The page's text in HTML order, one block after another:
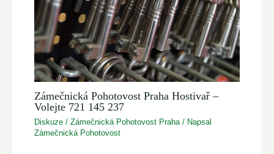
Zámečnická Pohotovost Praha Hostivař –
Volejte 721 145 237
Diskuze /Zámečnická Pohotovost Praha / Napsal
Zámečnická Pohotovost